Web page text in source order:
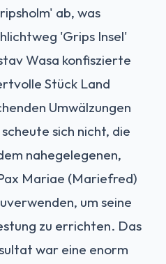
ab, was
'Grips Insel'
Wasa konfiszierte
Stück Land
Umwälzungen
sich nicht, die
nahegelegenen,
Mariae (Mariefred)
um seine
zu errichten. Das
war eine enorm